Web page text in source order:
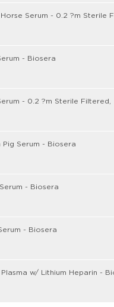
Serum - 0.2 ?m Sterile
- Biosera
- 0.2 ?m Sterile Filtered,
Pig Serum - Biosera
- Biosera
- Biosera
Plasma w/ Lithium Heparin -